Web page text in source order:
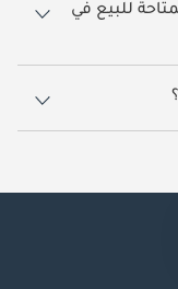
للبيع في